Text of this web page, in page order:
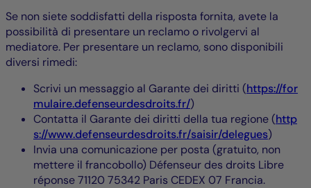
Se non siete soddisfatti della risposta fornita, avete la
possibilità di presentare un reclamo o rivolgervi al
mediatore. Per presentare un reclamo, sono disponibili
diversi rimedi:
Scrivi un messaggio al Garante dei diritti (https://for
mulaire.defenseurdesdroits.fr/)
Contatta il Garante dei diritti della tua regione (http
s://www.defenseurdesdroits.fr/saisir/delegues)
Invia una comunicazione per posta (gratuito, non
mettere il francobollo) Défenseur des droits Libre
réponse 71120 75342 Paris CEDEX 07 Francia.